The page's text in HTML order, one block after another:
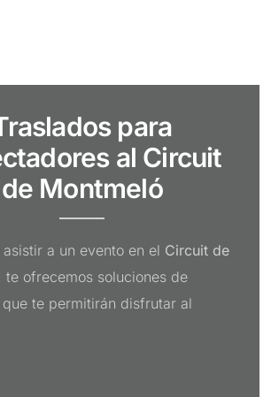
para
al Circuit
de Montmeló
a un evento en el Circuit de
, te ofrecemos soluciones de
te permitirán disfrutar al